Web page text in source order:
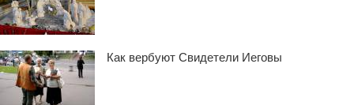
Как вербуют Свидетели Иеговы